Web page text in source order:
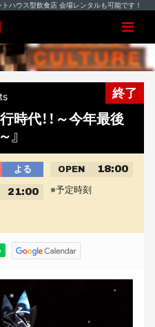
ハウス型飲食店 会場レンタルも可能です！
終了
時代！！～今年最後
』
よる OPEN 18:00
21:00 ※予定時刻